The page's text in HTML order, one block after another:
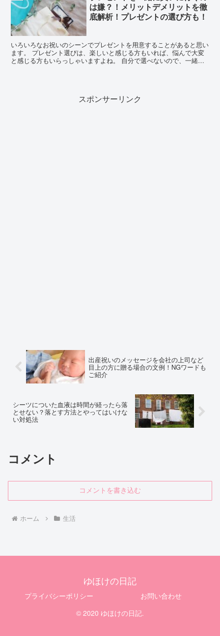
は嫌？！メリットデメリットを徹
底解析！プレゼントの選び方も！
いろいろなお祝いのシーンでプレゼントを用意することがあると思い
ます。 プレゼント選びは、楽しいと感じる方もいれば、悩んで大変
と感じる方もいらっしゃいますよね。 自分で選べないので、一緒に
スポンサーリンク
出産祝いのメッセージを会社の上司など
目上の方に贈る場合の文例！NGワードも
ご紹介
シーツについた血液は時間が経ったら落
とせない？落とす方法とやってはいけな
い対処法
コメント
コメントを書き込む
ホーム 生活
ゆほけの日記
プライバシーポリシー
お問い合わせ
© 2020 ゆほけの日記.